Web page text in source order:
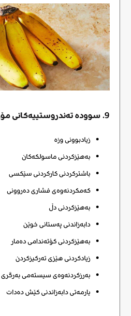
9. سوودە تەندروستییەکانی مۆز بۆ پیاوان چین؟
زیادبوونی وزە
بەهێزکردنی ماسولکەکان
باشترکردنی کارکردنی سێکسی
کەمکردنەوەی فشاری دەروونی
بەهێزکردنی دڵ
دابەزاندنی پەستانی خوێن
بەهێزکردنی کۆئەندامی دەمار
زیادکردنی هێزی تەرکیزکردن
بەرزکردنەوەی سیستەمی
یارمەتی دابەزاندنی کێش دەدات